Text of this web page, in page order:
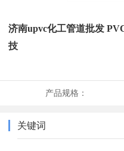
济南upvc化工管道批发
技
产品规格：
关键词